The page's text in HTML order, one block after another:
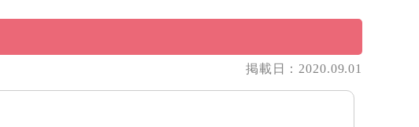
掲載日：2020.09.01